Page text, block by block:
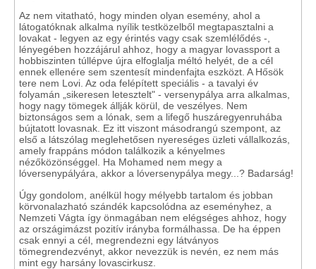
Az nem vitatható, hogy minden olyan esemény, ahol a
látogatóknak alkalma nyílik testközelből megtapasztalni a
lovakat - legyen az egy érintés vagy csak szemlélődés -,
lényegében hozzájárul ahhoz, hogy a magyar lovassport a
hobbiszinten túllépve újra elfoglalja méltó helyét, de a cél
ennek ellenére sem szentesít mindenfajta eszközt. A Hősök
tere nem Lovi. Az oda felépített speciális - a tavalyi év
folyamán „sikeresen letesztelt" - versenypálya arra alkalmas,
hogy nagy tömegek állják körül, de veszélyes. Nem
biztonságos sem a lónak, sem a lifegő huszáregyenruhába
bújtatott lovasnak. Ez itt viszont másodrangú szempont, az
első a látszólag meglehetősen nyereséges üzleti vállalkozás,
amely frappáns módon találkozik a kényelmes
nézőközönséggel. Ha Mohamed nem megy a
lóversenypályára, akkor a lóversenypálya megy...? Badarság!
Úgy gondolom, anélkül hogy mélyebb tartalom és jobban
körvonalazható szándék kapcsolódna az eseményhez, a
Nemzeti Vágta így önmagában nem elégséges ahhoz, hogy
az országimázst pozitív irányba formálhassa. De ha éppen
csak ennyi a cél, megrendezni egy látványos
tömegrendezvényt, akkor nevezzük is nevén, ez nem más
mint egy harsány lovascirkusz.